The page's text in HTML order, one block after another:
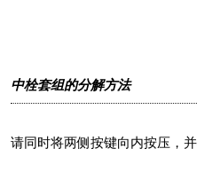
中栓套组的分解方法
请同时将两侧按键向内按压，